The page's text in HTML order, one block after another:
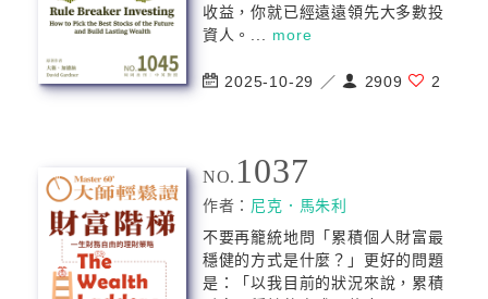
收益，你就已經遠遠領先大多數投
資人。... more
2025-10-29 ／ 2909 2
NO. 1037
作者： 尼克．馬朱利
不要再籠統地問「累積個人財富最
穩健的方式是什麼？」更好的問題
是：「以我目前的狀況來說，累積